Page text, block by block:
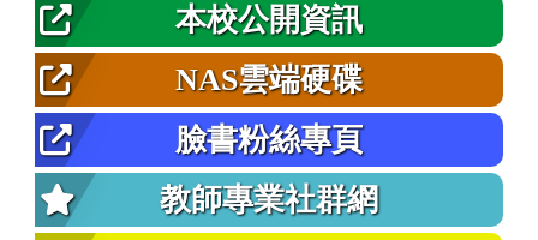
本校公開資訊
NAS雲端硬碟
臉書粉絲專頁
教師專業社群網